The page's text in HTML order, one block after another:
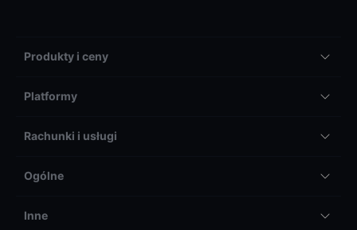
Produkty i ceny
Platformy
Rachunki i usługi
Ogólne
Inne